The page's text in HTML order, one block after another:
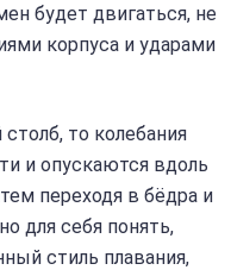
будет двигаться, не
корпуса и ударами
то колебания
и опускаются вдоль
переходя в бёдра и
для себя понять,
стиль плавания,